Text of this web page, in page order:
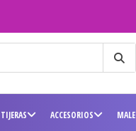
TIJERAS ACCESORIOS